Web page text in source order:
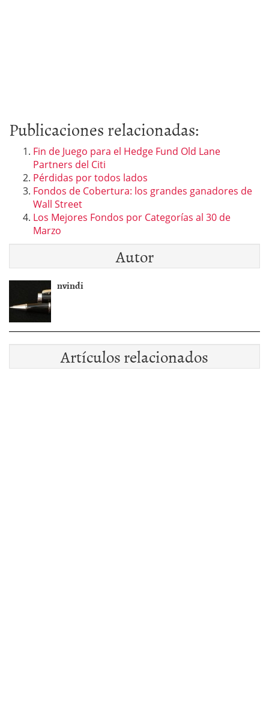
Publicaciones relacionadas:
Fin de Juego para el Hedge Fund Old Lane
Partners del Citi
Pérdidas por todos lados
Fondos de Cobertura: los grandes ganadores de
Wall Street
Los Mejores Fondos por Categorías al 30 de
Marzo
Autor
nvindi
Artículos relacionados